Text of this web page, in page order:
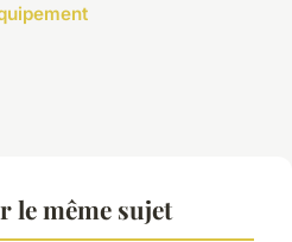
le même sujet